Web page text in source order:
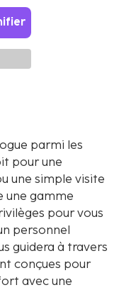
parmi les
pour une
une simple visite
une gamme
pour vous
personnel
guidera à travers
conçues pour
avec une